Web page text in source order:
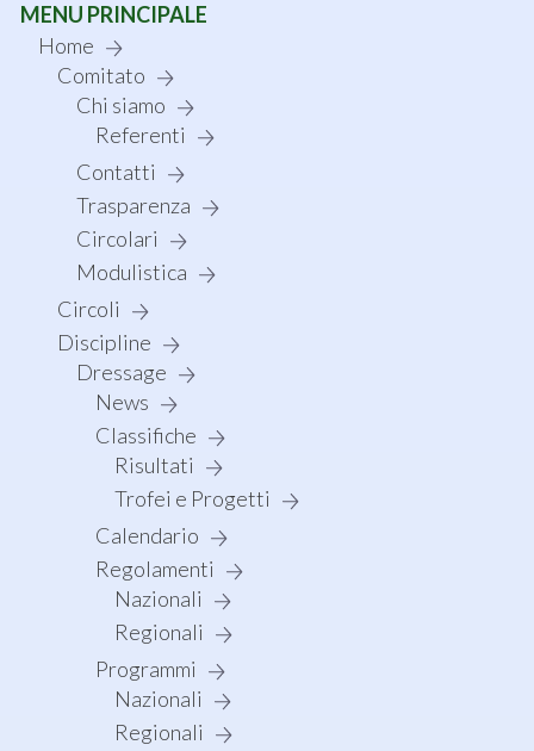
MENU PRINCIPALE
Home
Comitato
Chi siamo
Referenti
Contatti
Trasparenza
Circolari
Modulistica
Circoli
Discipline
Dressage
News
Classifiche
Risultati
Trofei e Progetti
Calendario
Regolamenti
Nazionali
Regionali
Programmi
Nazionali
Regionali